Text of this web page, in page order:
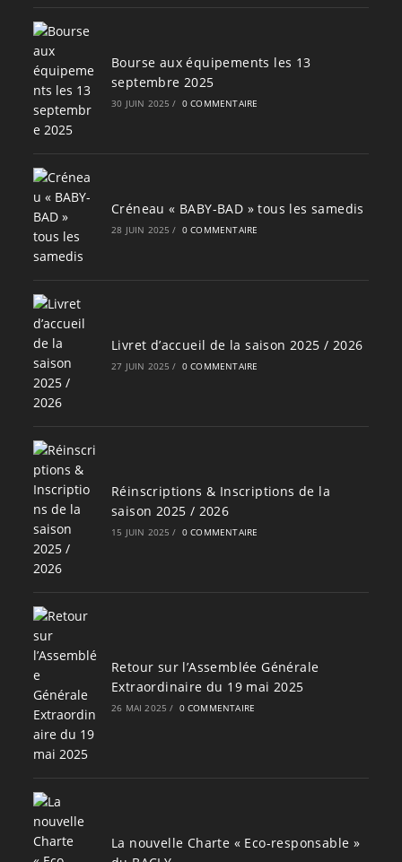
Bourse aux équipements les 13
septembre 2025
30 JUIN 2025 / 0 COMMENTAIRE
Créneau « BABY-BAD » tous les samedis
28 JUIN 2025 / 0 COMMENTAIRE
Livret d’accueil de la saison 2025 / 2026
27 JUIN 2025 / 0 COMMENTAIRE
Réinscriptions & Inscriptions de la
saison 2025 / 2026
15 JUIN 2025 / 0 COMMENTAIRE
Retour sur l’Assemblée Générale
Extraordinaire du 19 mai 2025
26 MAI 2025 / 0 COMMENTAIRE
La nouvelle Charte « Eco-responsable »